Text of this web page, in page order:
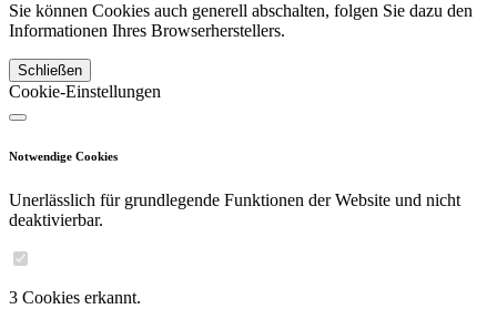
Sie können Cookies auch generell abschalten, folgen Sie dazu den
Informationen Ihres Browserherstellers.
Schließen
Cookie-Einstellungen
Notwendige Cookies
Unerlässlich für grundlegende Funktionen der Website und nicht
deaktivierbar.
3 Cookies erkannt.